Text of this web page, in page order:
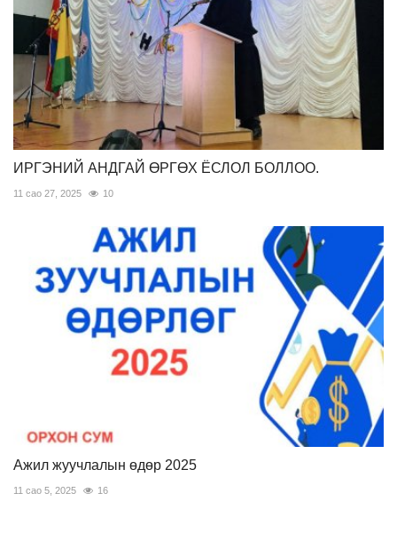
ИРГЭНИЙ АНДГАЙ ӨРГӨХ ЁСЛОЛ БОЛЛОО.
11 сао 27, 2025 10
Ажил жуучлалын өдөр 2025
11 сао 5, 2025 16